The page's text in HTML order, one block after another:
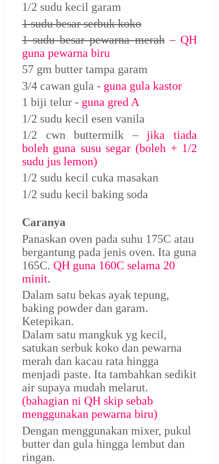
1/2 sudu kecil garam
1 sudu besar serbuk koko
1 sudu besar pewarna merah – QH
guna pewarna biru
57 gm butter tampa garam
3/4 cawan gula - guna gula kastor
1 biji telur - guna gred A
1/2 sudu kecil esen vanila
1/2 cwn buttermilk – jika tiada
boleh guna susu segar (boleh + 1/2
sudu jus lemon)
1/2 sudu kecil cuka masakan
1/2 sudu kecil baking soda
Caranya
Panaskan oven pada suhu 175C atau
bergantung pada jenis oven. Ita guna
165C. QH guna 160C selama 20
minit.
Dalam satu bekas ayak tepung,
baking powder dan garam.
Ketepikan.
Dalam satu mangkuk yg kecil,
satukan serbuk koko dan pewarna
merah dan kacau rata hingga
menjadi paste. Ita tambahkan sedikit
air supaya mudah melarut.
(bahagian ni QH skip sebab
menggunakan pewarna biru)
Dengan menggunakan mixer, pukul
butter dan gula hingga lembut dan
ringan.